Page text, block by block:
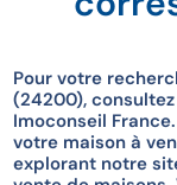
Pour votre
(24200),
Imoconseil
votre maison à
explorant notre